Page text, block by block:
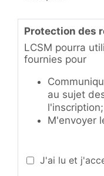
participant.e qui
Responsabilité :
acceptez les
Droit à l'Image :
photos ou des
utilisées à des
Code de
de Loisirs
Contribuer
esprit
Protection des
LCSM pourra
fournies pour
au sujet
l'inscription;
M'envoyer
J'ai lu et